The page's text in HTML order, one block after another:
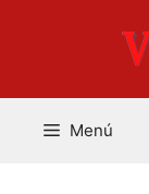
Menú